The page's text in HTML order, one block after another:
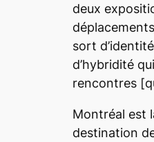
deux
sort
d’hybridité
rencontres
Montréal est
destination